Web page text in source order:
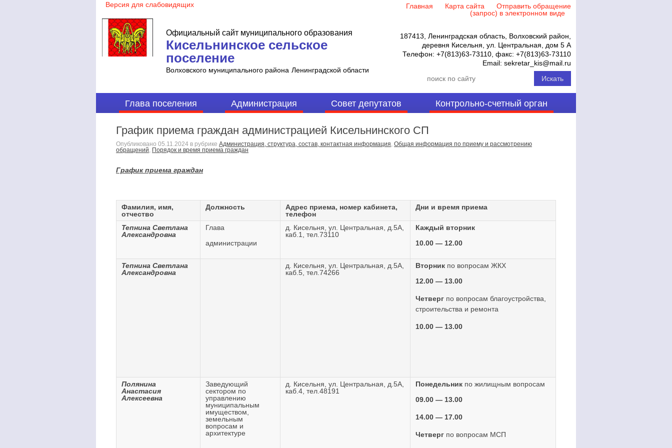
Официальный сайт муниципального образования
Кисельнинское сельское
поселение
Волховского муниципального района Ленинградской области
Главная Карта сайта
Отправить обращение
(запрос) в электронном виде
187413, Ленинградская область, Волховский район,
деревня Кисельня, ул. Центральная, дом 5 А
Телефон: +7(813)63-73110 , факс: +7(813)63-73110
Email: sekretar_kis@mail.ru
Глава поселения Администрация Совет депутатов Контрольно-счетный орган
График приема граждан администрацией Кисельнинского СП
Опубликовано 05.11.2024 в рубрике Администрация, структура, состав, контактная информация, Общая информация по приему и рассмотрению
обращений, Порядок и время приема граждан
График приема граждан
Фамилия, имя,
отчество
Должность
Адрес приема, номер кабинета,
телефон
Дни и время приема
Тепнина Светлана
Александровна
Глава
администрации
д. Кисельня, ул. Центральная, д.5А,
каб.1, тел.73110
Каждый вторник
10.00 — 12.00
Тепнина Светлана
Александровна
д. Кисельня, ул. Центральная, д.5А,
каб.5, тел.74266
Вторник по вопросам ЖКХ
12.00 — 13.00
Четверг по вопросам благоустройства,
строительства и ремонта
10.00 — 13.00
Полянина
Анастасия
Алексеевна
Заведующий
сектором по
управлению
муниципальным
имуществом,
земельным
вопросам и
архитектуре
д. Кисельня, ул. Центральная, д.5А,
каб.4, тел.48191
Понедельник по жилищным вопросам
09.00 — 13.00
14.00 — 17.00
Четверг по вопросам МСП